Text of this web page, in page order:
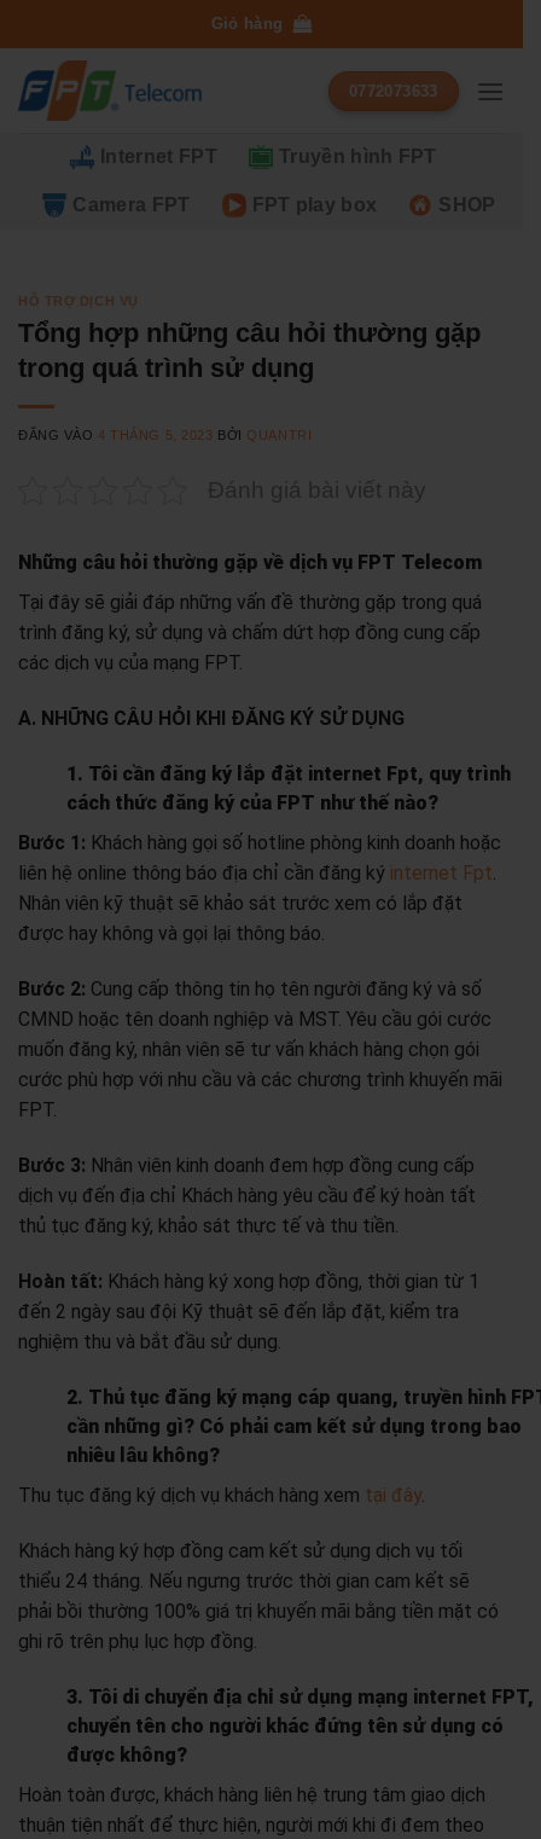
qua
dung
Giỏ hàng
0772073633
Internet FPT Truyền hình FPT
Camera FPT FPT play box SHOP
HỖ TRỢ DỊCH VỤ
Tổng hợp những câu hỏi thường gặp
trong quá trình sử dụng
ĐĂNG VÀO4 THÁNG 5, 2023 BỞI QUANTRI
Đánh giá bài viết này
Những câu hỏi thường gặp về dịch vụ FPT Telecom
Tại đây sẽ giải đáp những vấn đề thường gặp trong quá
trình đăng ký, sử dụng và chấm dứt hợp đồng cung cấp
các dịch vụ của mạng FPT.
A. NHỮNG CÂU HỎI KHI ĐĂNG KÝ SỬ DỤNG
1. Tôi cần đăng ký lắp đặt internet Fpt, quy trình
cách thức đăng ký của FPT như thế nào?
Bước 1: Khách hàng gọi số hotline phòng kinh doanh hoặc
liên hệ online thông báo địa chỉ cần đăng ký internet Fpt.
Nhân viên kỹ thuật sẽ khảo sát trước xem có lắp đặt
được hay không và gọi lại thông báo.
Bước 2: Cung cấp thông tin họ tên người đăng ký và số
CMND hoặc tên doanh nghiệp và MST. Yêu cầu gói cước
muốn đăng ký, nhân viên sẽ tư vấn khách hàng chọn gói
cước phù hợp với nhu cầu và các chương trình khuyến mãi
FPT.
Bước 3: Nhân viên kinh doanh đem hợp đồng cung cấp
dịch vụ đến địa chỉ Khách hàng yêu cầu để ký hoàn tất
thủ tục đăng ký, khảo sát thực tế và thu tiền.
Hoàn tất: Khách hàng ký xong hợp đồng, thời gian từ 1
đến 2 ngày sau đội Kỹ thuật sẽ đến lắp đặt, kiểm tra
nghiệm thu và bắt đầu sử dụng.
2. Thủ tục đăng ký mạng cáp quang, truyền hình
cần những gì? Có phải cam kết sử dụng trong bao
nhiêu lâu không?
Thu tục đăng ký dịch vụ khách hàng xem tại đây.
Khách hàng ký hợp đồng cam kết sử dụng dịch vụ tối
thiểu 24 tháng. Nếu ngưng trước thời gian cam kết sẽ
phải bồi thường 100% giá trị khuyến mãi bằng tiền mặt có
ghi rõ trên phụ lục hợp đồng.
3. Tôi di chuyển địa chỉ sử dụng mạng internet FPT,
chuyển tên cho người khác đứng tên sử dụng có
được không?
Hoàn toàn được, khách hàng liên hệ trung tâm giao dịch
thuận tiện nhất để thực hiện, người mới khi đi đem theo